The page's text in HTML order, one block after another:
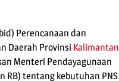
Perencanaan dan
Daerah Provinsi Kalimantan
Menteri Pendayagunaan
RB) tentang kebutuhan PNS